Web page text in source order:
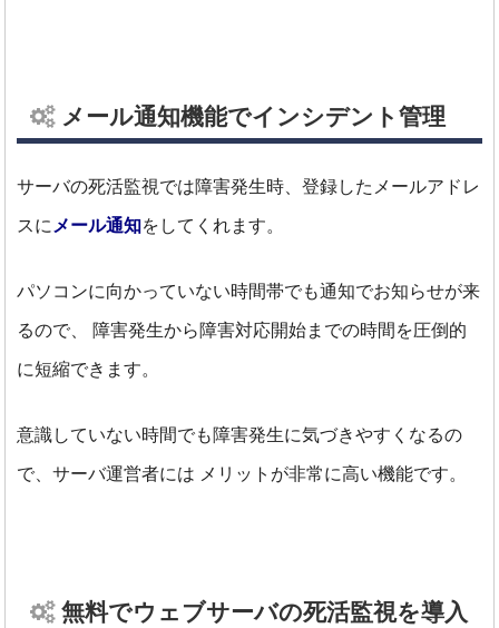
メール通知機能でインシデント管理
サーバの死活監視では障害発生時、登録したメールアドレ
スに メール通知をしてくれます。
パソコンに向かっていない時間帯でも通知でお知らせが来
るので、 障害発生から障害対応開始までの時間を圧倒的
に短縮できます。
意識していない時間でも障害発生に気づきやすくなるの
で、サーバ運営者には メリットが非常に高い機能です。
無料でウェブサーバの死活監視を導入